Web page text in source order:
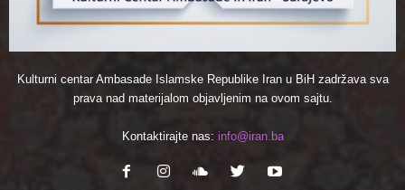
Kulturni centar Ambasade Islamske Republike Iran u BiH zadržava sva
prava nad materijalom objavljenim na ovom sajtu.
Kontaktirajte nas: info@iran.ba